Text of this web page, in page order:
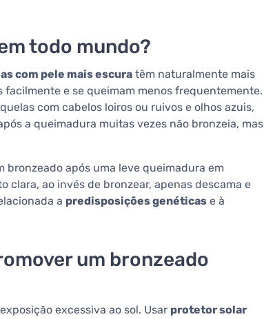
todo mundo?
com pele mais escura têm naturalmente mais
e se queimam menos frequentemente.
com cabelos loiros ou ruivos e olhos azuis,
a queimadura muitas vezes não bronzeia, mas
bronzeado após uma leve queimadura em
clara, ao invés de bronzear, apenas descama e
a predisposições genéticas e à
um bronzeado
excessiva ao sol. Usar protetor solar